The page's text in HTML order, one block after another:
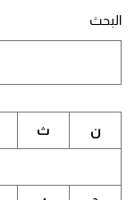
البحث
ن ث